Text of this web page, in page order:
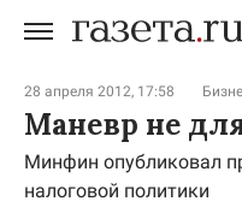
28 апреля 2012, 17:58
Маневр не
Минфин опубликовал
налоговой политики